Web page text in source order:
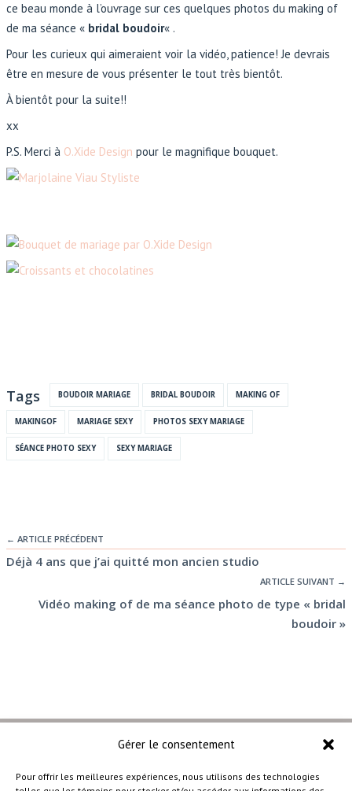
Gérer le consentement
Pour offrir les meilleures expériences, nous utilisons des technologies
ce beau monde à l’ouvrage sur ces quelques photos du making of
de ma séance « bridal boudoir« .
Pour les curieux qui aimeraient voir la vidéo, patience! Je devrais
être en mesure de vous présenter le tout très bientôt.
À bientôt pour la suite!!
xx
P.S. Merci à O.Xide Design pour le magnifique bouquet.
Tags BOUDOIR MARIAGE BRIDAL BOUDOIR MAKING OF
MAKINGOF MARIAGE SEXY PHOTOS SEXY MARIAGE
SÉANCE PHOTO SEXY SEXY MARIAGE
← ARTICLE PRÉCÉDENT
Déjà 4 ans que j’ai quitté mon ancien studio
ARTICLE SUIVANT →
Vidéo making of de ma séance photo de type « bridal
boudoir »